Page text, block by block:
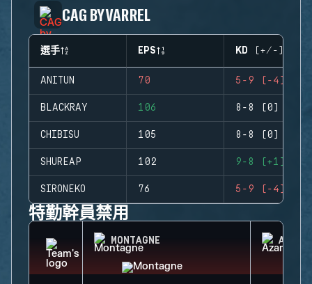
CAG BY VARREL
選手 EPS KD (+/-)
ANITUN 70 5-9 (-4)
BLACKRAY 106 8-8 (0)
CHIBISU 105 8-8 (0)
SHUREAP 102 9-8 (+1)
SIRONEKO 76 5-9 (-4)
特勤幹員禁用
MONTAGNE AZAMI